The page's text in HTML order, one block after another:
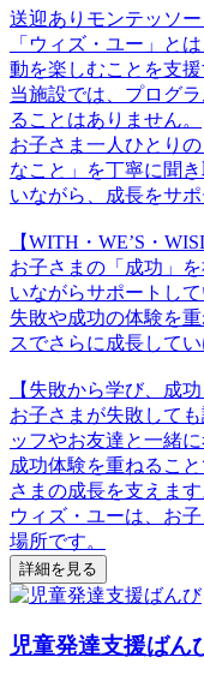
送迎あり モンテッソ
「ウィズ・ユー」と
動を楽しむことを支援
当施設では、プログ
ることはありません。
お子さま一人ひとり
なこと」を丁寧に聞
いながら、成長をサポ
【WITH・WE’S・
お子さまの「成功」
いながらサポートして
失敗や成功の体験を
スでさらに成長して
【失敗から学び、成
お子さまが失敗して
ッフやお友達と一緒に
成功体験を重ねるこ
さまの成長を支えます
ウィズ・ユーは、お
場所です。
詳細を見る
児童発達支援ばん